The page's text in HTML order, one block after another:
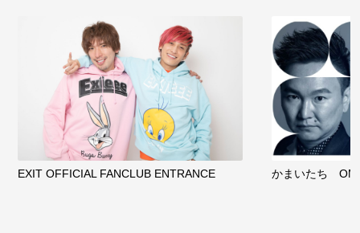
EXIT OFFICIAL FANCLUB ENTRANCE かまいたち